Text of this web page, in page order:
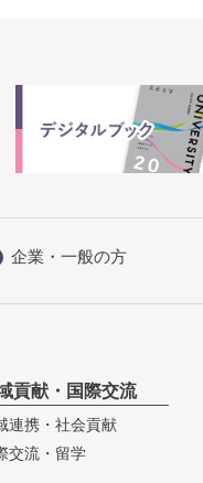
企業・一般の方
貢献・国際交流
連携・社会貢献
交流・留学